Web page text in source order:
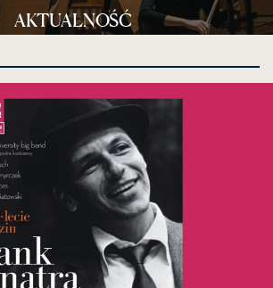
AKTUALNOŚĆ
spowoduje
powiększenie
zdjęcia
do
rozmiarów
oryginalnych